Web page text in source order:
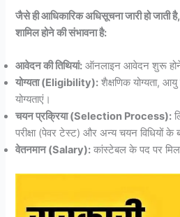
जैसे ही आधिकारिक अधिसूचना जारी हो जाती
शामिल होने की संभावना है:
आवेदन की तिथियां: ऑनलाइन आवेदन शुरू होने
योग्यता (Eligibility): शैक्षणिक योग्यता,
योग्यताएं।
चयन प्रक्रिया (Selection Process):
परीक्षा (पेवर टेस्ट) और अन्य चयन विधियों के
वेतनमान (Salary): कांस्टेबल के पद पर